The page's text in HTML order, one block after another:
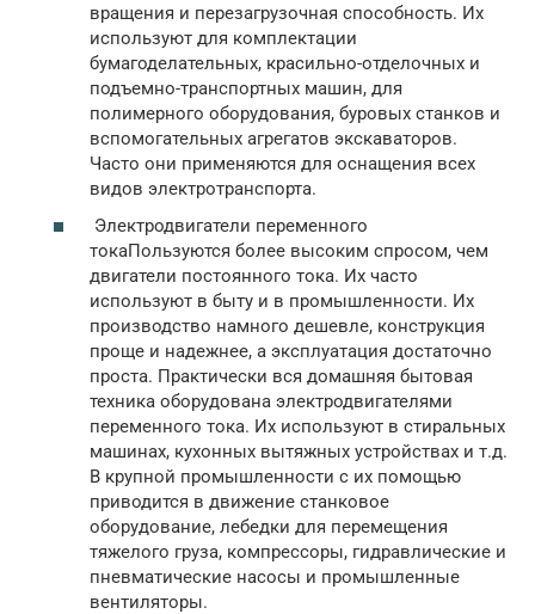
вращения и перезагрузочная способность. Их
используют для комплектации
бумагоделательных, красильно-отделочных и
подъемно-транспортных машин, для
полимерного оборудования, буровых станков и
вспомогательных агрегатов экскаваторов.
Часто они применяются для оснащения всех
видов электротранспорта.
Электродвигатели переменного
токаПользуются более высоким спросом, чем
двигатели постоянного тока. Их часто
используют в быту и в промышленности. Их
производство намного дешевле, конструкция
проще и надежнее, а эксплуатация достаточно
проста. Практически вся домашняя бытовая
техника оборудована электродвигателями
переменного тока. Их используют в стиральных
машинах, кухонных вытяжных устройствах и т.д.
В крупной промышленности с их помощью
приводится в движение станковое
оборудование, лебедки для перемещения
тяжелого груза, компрессоры, гидравлические и
пневматические насосы и промышленные
вентиляторы.